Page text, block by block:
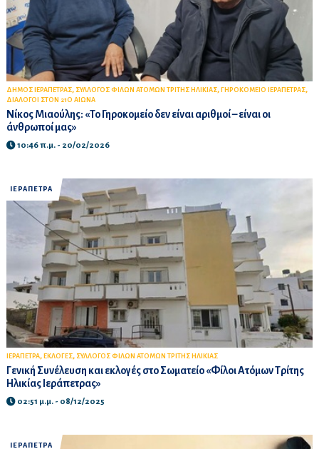
ΔΗΜΟΣ ΙΕΡΑΠΕΤΡΑΣ, ΣΥΛΛΟΓΟΣ ΦΙΛΩΝ ΑΤΟΜΩΝ ΤΡΙΤΗΣ ΗΛΙΚΙΑΣ, ΓΗΡΟΚΟΜΕΙΟ ΙΕΡΑΠΕΤΡΑΣ,
ΔΙΑΛΟΓΟΙ ΣΤΟΝ 21Ο ΑΙΩΝΑ
Νίκος Μιαούλης: «Το Γηροκομείο δεν είναι αριθμοί – είναι οι
άνθρωποί μας»
10:46 π.μ. - 20/02/2026
ΙΕΡΑΠΕΤΡΑ
ΙΕΡΑΠΕΤΡΑ, ΕΚΛΟΓΕΣ, ΣΥΛΛΟΓΟΣ ΦΙΛΩΝ ΑΤΟΜΩΝ ΤΡΙΤΗΣ ΗΛΙΚΙΑΣ
Γενική Συνέλευση και εκλογές στο Σωματείο «Φίλοι Ατόμων Τρίτης
Ηλικίας Ιεράπετρας»
02:51 μ.μ. - 08/12/2025
ΙΕΡΑΠΕΤΡΑ